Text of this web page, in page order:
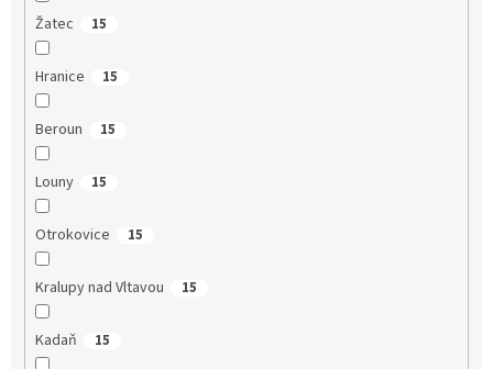
Žatec 15
Hranice 15
Beroun 15
Louny 15
Otrokovice 15
Kralupy nad Vltavou 15
Kadaň 15